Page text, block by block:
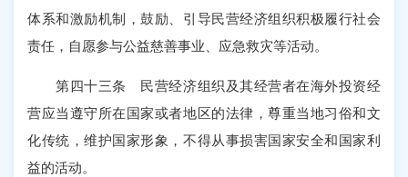
体系和激励机制，鼓励、引导民营经济组织积极履行社会
责任，自愿参与公益慈善事业、应急救灾等活动。
第四十三条 民营经济组织及其经营者在海外投资经
营应当遵守所在国家或者地区的法律，尊重当地习俗和文
化传统，维护国家形象，不得从事损害国家安全和国家利
益的活动。